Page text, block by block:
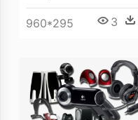
960*295 3